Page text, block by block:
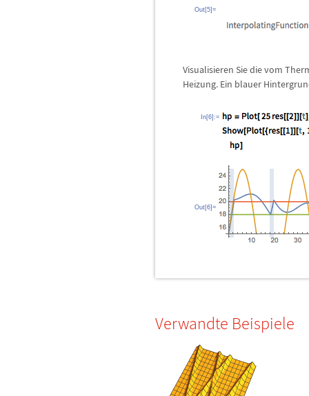
Out[5]=
Visualisieren Sie die vom
Heizung. Ein blauer
In[6]:=
Out[6]=
Verwandte Beispiele